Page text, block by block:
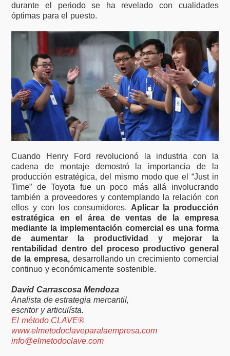
durante el periodo se ha revelado con cualidades
óptimas para el puesto.
Cuando Henry Ford revolucionó la industria con la
cadena de montaje demostró la importancia de la
producción estratégica, del mismo modo que el “Just in
Time” de Toyota fue un poco más allá involucrando
también a proveedores y contemplando la relación con
ellos y con los consumidores. Aplicar la producción
estratégica en el área de ventas de la empresa
mediante la implementación comercial es una forma
de aumentar la productividad y mejorar la
rentabilidad dentro del proceso productivo general
de la empresa,desarrollando un crecimiento comercial
continuo y económicamente sostenible.
David Carrascosa Mendoza
Analista de estrategia mercantil,
escritor y articulísta.
El método CLAVE®
www.elmetodoclaveparalaempresa.com
info@elmetodoclave.com